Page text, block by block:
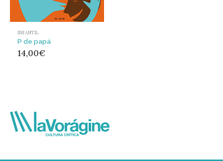
INFANTIL
P de papá
14,00€